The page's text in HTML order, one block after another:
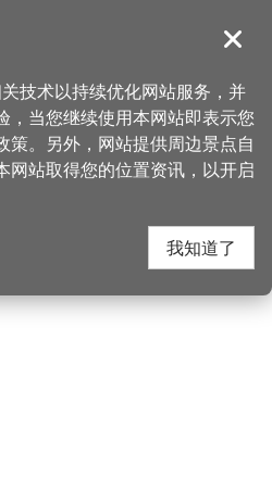
導覽
> 妮可设计工作室
作室 周边店
关闭
技术以持续优化网站服务，并
，当您继续使用本网站即表示您
。另外，网站提供周边景点自
网站取得您的位置资讯，以开启
我知道了